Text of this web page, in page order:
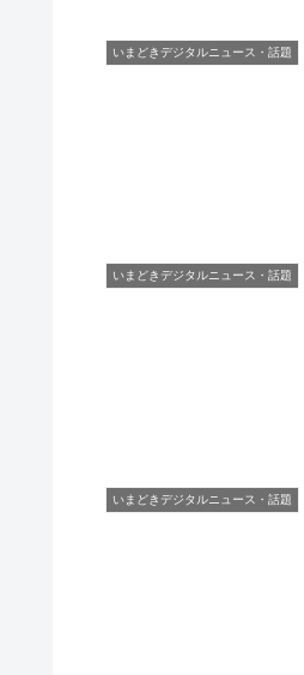
いまどきデジタルニュース・話題
いまどきデジタルニュース・話題
いまどきデジタルニュース・話題